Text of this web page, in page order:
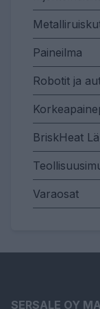
Paineilma
Robotit ja
BriskHeat
Varaosat
SERSALE OY